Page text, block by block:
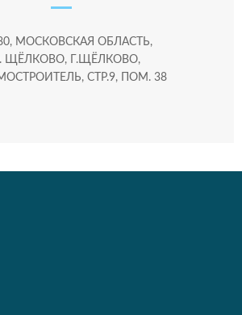
МОСКОВСКАЯ ОБЛАСТЬ,
ЩЁЛКОВО, Г.ЩЁЛКОВО,
СТР.9, ПОМ. 38